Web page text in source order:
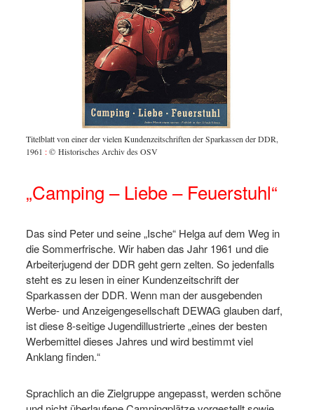
Titelblatt von einer der vielen Kundenzeitschriften der Sparkassen der DDR,
1961 :© Historisches Archiv des OSV
„Camping – Liebe – Feuerstuhl“
Das sind Peter und seine „Ische“ Helga auf dem Weg in
die Sommerfrische. Wir haben das Jahr 1961 und die
Arbeiterjugend der DDR geht gern zelten. So jedenfalls
steht es zu lesen in einer Kundenzeitschrift der
Sparkassen der DDR. Wenn man der ausgebenden
Werbe- und Anzeigengesellschaft DEWAG glauben darf,
ist diese 8-seitige Jugendillustrierte „eines der besten
Werbemittel dieses Jahres und wird bestimmt viel
Anklang finden.“
Sprachlich an die Zielgruppe angepasst, werden schöne